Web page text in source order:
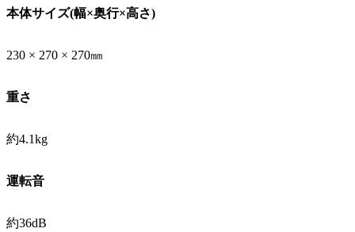
本体サイズ(幅×奥行×高さ)
230 × 270 × 270㎜
重さ
約4.1kg
運転音
約36dB